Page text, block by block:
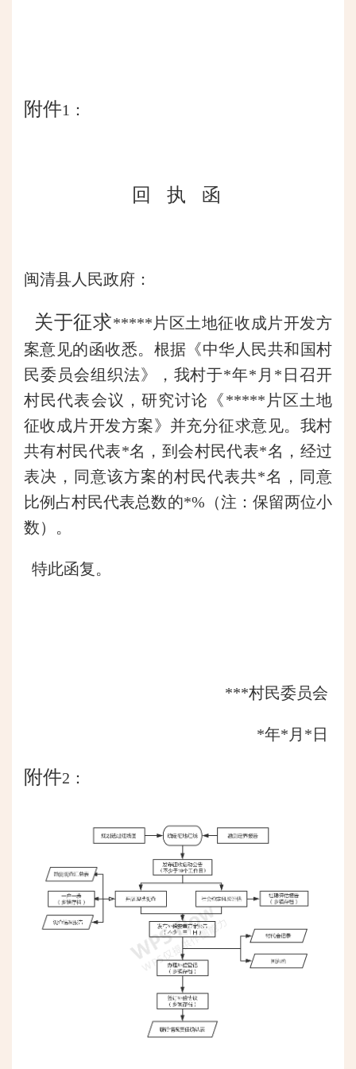
附件1：
回 执 函
闽清县人民政府：
关于征求*****片区土地征收成片开发方
案意见的函收悉。根据《中华人民共和国村
民委员会组织法》，我村于*年*月*日召开
村民代表会议，研究讨论《*****片区土地
征收成片开发方案》并充分征求意见。我村
共有村民代表*名，到会村民代表*名，经过
表决，同意该方案的村民代表共*名，同意
比例占村民代表总数的*%（注：保留两位小
数）。
特此函复。
***村民委员会
*年*月*日
附件2：